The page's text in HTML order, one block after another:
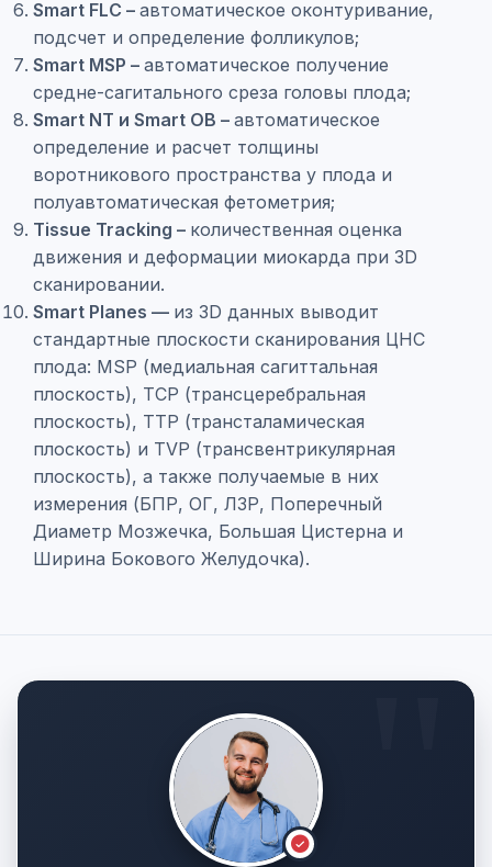
Smart FLC – автоматическое оконтуривание,
подсчет и определение фолликулов;
Smart MSP – автоматическое получение
средне-сагитального среза головы плода;
Smart NT и Smart OB – автоматическое
определение и расчет толщины
воротникового пространства у плода и
полуавтоматическая фетометрия;
Tissue Tracking – количественная оценка
движения и деформации миокарда при 3D
сканировании.
Smart Planes — из 3D данных выводит
стандартные плоскости сканирования ЦНС
плода: MSP (медиальная сагиттальная
плоскость), TCP (трансцеребральная
плоскость), TTP (трансталамическая
плоскость) и TVP (трансвентрикулярная
плоскость), а также получаемые в них
измерения (БПР, ОГ, ЛЗР, Поперечный
Диаметр Мозжечка, Большая Цистерна и
Ширина Бокового Желудочка).